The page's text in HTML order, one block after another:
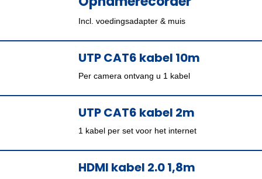
Incl. voedingsadapter & muis
UTP CAT6 kabel 10m
Per camera ontvang u 1 kabel
UTP CAT6 kabel 2m
1 kabel per set voor het internet
HDMI kabel 2.0 1,8m